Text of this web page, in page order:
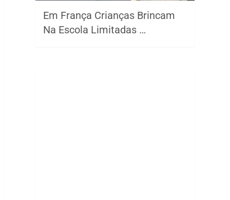
Em França Crianças Brincam
Na Escola Limitadas …